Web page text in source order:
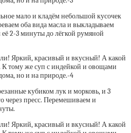
мало и кладём небольшой кусочек
оба вида масла и выкладываем
2-3 минуты до лёгкой румяной
кубиком лук и морковь, и 3
через пресс. Перемешиваем и